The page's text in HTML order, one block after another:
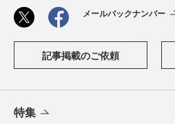
メールバックナンバー
記事掲載のご依頼
特集